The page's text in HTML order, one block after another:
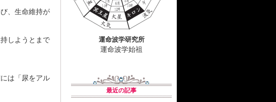
、生命維持が
しようとまで
は「尿をアル
運命波学研究所
運命波学始祖
最近の記事